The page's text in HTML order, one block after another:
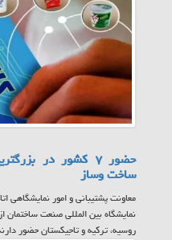
حضور ۷ کشور در
ساخت وساز
معاونت پشتیبانی و امور
روسیه، ترکیه و تاجیکستان حضور